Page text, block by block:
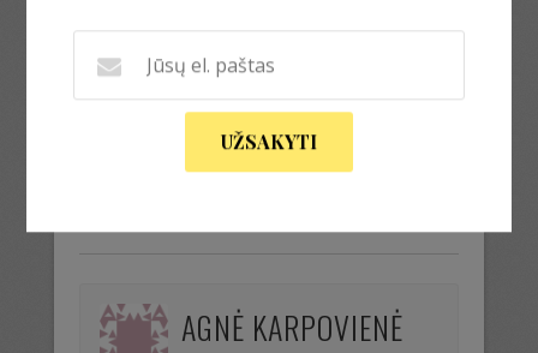
šiltas pledukas
« Previous Image
AGNĖ KARPOVIENĖ
UŽSAKYTI